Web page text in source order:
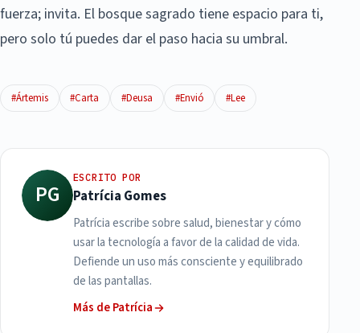
fuerza; invita. El bosque sagrado tiene espacio para ti,
pero solo tú puedes dar el paso hacia su umbral.
#Ártemis #Carta #Deusa #Envió #Lee
PG
ESCRITO POR
Patrícia Gomes
Patrícia escribe sobre salud, bienestar y cómo
usar la tecnología a favor de la calidad de vida.
Defiende un uso más consciente y equilibrado
de las pantallas.
Más de Patrícia